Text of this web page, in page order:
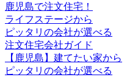
鹿児島で注文住宅！
ライフステージから
ピッタリの会社が選べる
注文住宅会社ガイド
【鹿児島】建てたい家から
ピッタリの会社が選べる